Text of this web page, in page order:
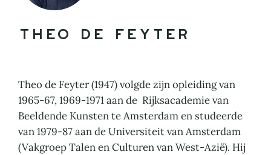
Theo de Feyter
Theo de Feyter (1947) volgde zijn opleiding van
1965-67, 1969-1971 aan de Rijksacademie van
Beeldende Kunsten te Amsterdam en studeerde
van 1979-87 aan de Universiteit van Amsterdam
(Vakgroep Talen en Culturen van West-Azië). Hij